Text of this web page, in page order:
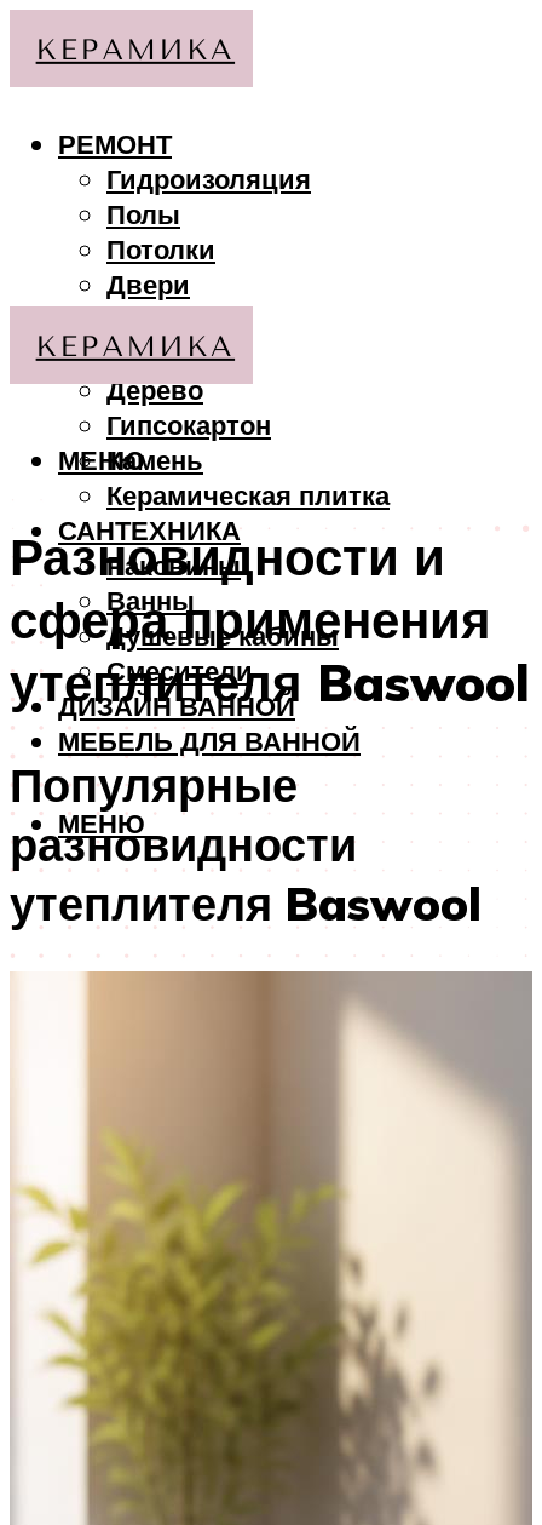
РЕМОНТ
Гидроизоляция
Полы
Потолки
Двери
МАТЕРИАЛЫ
Дерево
Гипсокартон
Камень
Керамическая плитка
САНТЕХНИКА
Раковины
Ванны
Душевые кабины
Смесители
ДИЗАЙН ВАННОЙ
МЕБЕЛЬ ДЛЯ ВАННОЙ
МЕНЮ
МЕНЮ
Разновидности и
сфера применения
утеплителя Baswool
Популярные
разновидности
утеплителя Baswool